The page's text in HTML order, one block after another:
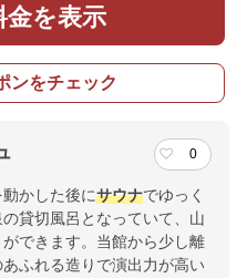
金を表示
ンをチェック
0
かした後にサウナでゆっく
の貸切風呂となっていて、山
できます。当館から少し離
ふれる造りで演出力が高い